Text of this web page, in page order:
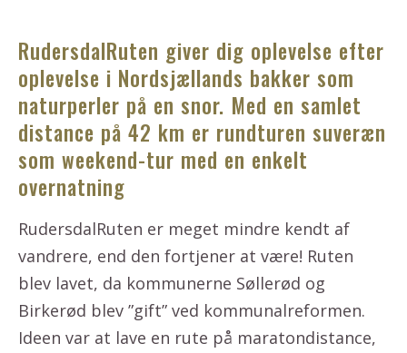
RudersdalRuten giver dig oplevelse efter
oplevelse i Nordsjællands bakker som
naturperler på en snor. Med en samlet
distance på 42 km er rundturen suveræn
som weekend-tur med en enkelt
overnatning
RudersdalRuten er meget mindre kendt af
vandrere, end den fortjener at være! Ruten
blev lavet, da kommunerne Søllerød og
Birkerød blev ”gift” ved kommunalreformen.
Ideen var at lave en rute på maratondistance,